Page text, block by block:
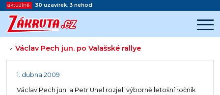
aktuálně: 30 uzavírek, 3 nehod
> Václav Pech jun. po Valašské rallye
Začátek reklamy
1. dubna 2009
Václav Pech jun. a Petr Uhel rozjeli výborně letošní ročník